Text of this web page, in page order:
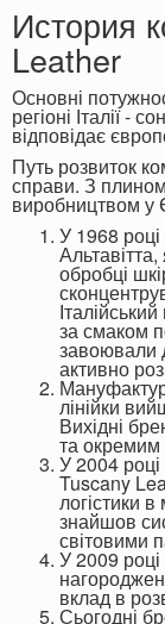
История
Leather
Основні
регіоні Італії -
відповідає
Путь розвиток
справи. З
виробництвом у
У 1968 році
обробці
за смаком
завоювали
активно
лінійки
Вихідні
та окремим
У 2004
Tuscany
логістики
знайшов
світовими
У 2009
вклад в
Сьогодні